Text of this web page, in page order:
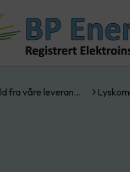
fra våre leveran…